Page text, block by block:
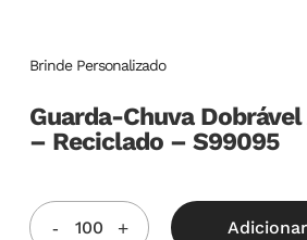
Brinde Personalizado
Guarda-Chuva
– Reciclado – S99095